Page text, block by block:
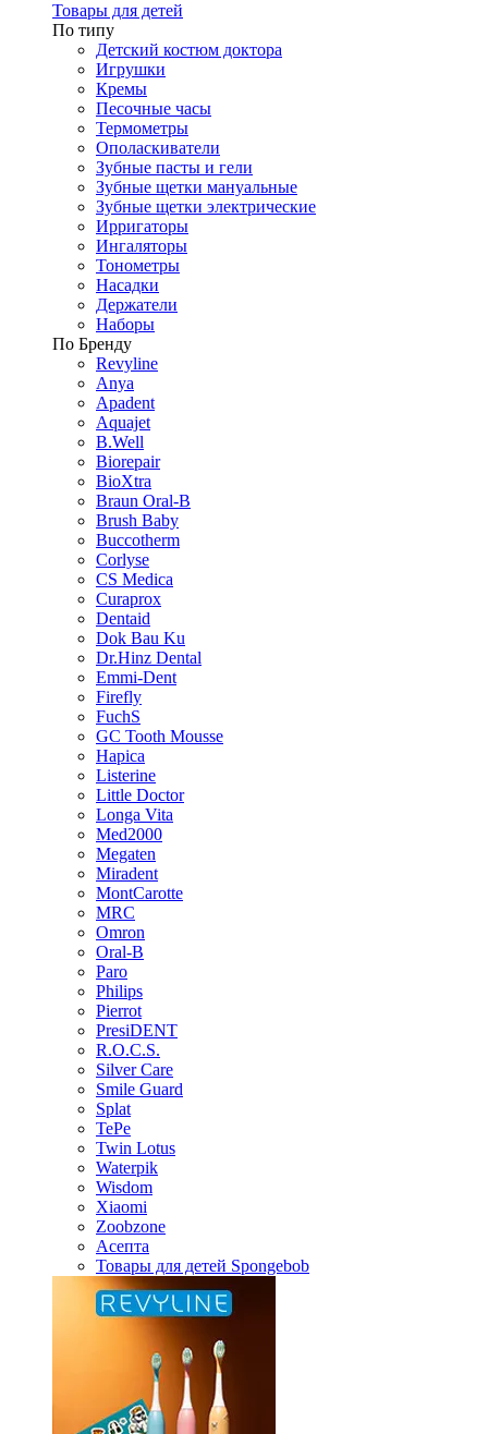
Товары для детей
По типу
Детский костюм доктора
Игрушки
Кремы
Песочные часы
Термометры
Ополаскиватели
Зубные пасты и гели
Зубные щетки мануальные
Зубные щетки электрические
Ирригаторы
Ингаляторы
Тонометры
Насадки
Держатели
Наборы
По Бренду
Revyline
Anya
Apadent
Aquajet
B.Well
Biorepair
BioXtra
Braun Oral-B
Brush Baby
Buccotherm
Corlyse
CS Medica
Curaprox
Dentaid
Dok Bau Ku
Dr.Hinz Dental
Emmi-Dent
Firefly
FuchS
GC Tooth Mousse
Hapica
Listerine
Little Doctor
Longa Vita
Med2000
Megaten
Miradent
MontCarotte
MRC
Omron
Oral-B
Paro
Philips
Pierrot
PresiDENT
R.O.C.S.
Silver Care
Smile Guard
Splat
TePe
Twin Lotus
Waterpik
Wisdom
Xiaomi
Zoobzone
Асепта
Товары для детей Spongebob